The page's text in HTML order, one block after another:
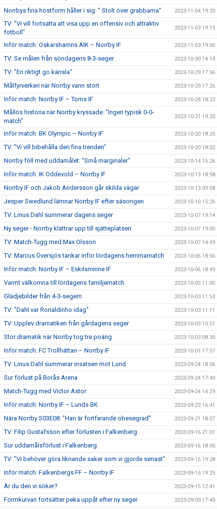
Norrbys fina höstform håller i sig: " Stolt över grabbarna" 2023-11-04 19:20
TV: ”Vi vill fortsätta att visa upp en offensiv och attraktiv
fotboll”
2023-11-03 19:15
Inför match: Oskarshamns AIK – Norrby IF 2023-11-03 19:00
TV: Se målen från söndagens 8-3-seger 2023-10-30 14:14
TV: "En riktigt go känsla" 2023-10-29 17:56
Målfyrverkeri när Norrby vann stort 2023-10-29 17:26
Inför match: Norrby IF – Torns IF 2023-10-28 18:23
Mållös historia när Norrby kryssade: "Ingen typisk 0-0-
match"
2023-10-21 19:20
Inför match: BK Olympic – Norrby IF 2023-10-20 18:25
TV: "Vi vill bibehålla den fina trenden" 2023-10-20 18:02
Norrby föll med uddamålet: "Små marginaler" 2023-10-14 15:26
Inför match: IK Oddevold – Norrby IF 2023-10-13 18:58
Norrby IF och Jakob Andersson går skilda vägar 2023-10-13 09:08
Jesper Swedlund lämnar Norrby IF efter säsongen 2023-10-10 15:26
TV: Linus Dahl summerar dagens seger 2023-10-07 19:14
Ny seger - Norrby klättrar upp till sjätteplatsen 2023-10-07 19:00
TV: Match-Tugg med Max Olsson 2023-10-07 14:49
TV: Marcus Översjös tankar inför lördagens hemmamatch 2023-10-06 18:56
Inför match: Norrby IF – Eskilsminne IF 2023-10-06 18:49
Varmt välkomna till lördagens familjematch 2023-10-05 11:00
Glädjebilder från 4-3-segern 2023-10-03 11:53
TV: "Dahl var Ronaldinho idag" 2023-10-03 11:11
TV: Upplev dramatiken från gårdagens seger 2023-10-03 10:51
Stor dramatik när Norrby tog tre poäng 2023-10-03 08:30
Inför match: FC Trollhättan – Norrby IF 2023-10-01 17:57
TV: Linus Dahl summerar insatsen mot Lund 2023-09-24 18:06
Sur förlust på Borås Arena 2023-09-24 17:40
Match-Tugg med Victor Astor 2023-09-24 14:29
Inför match: Norrby IF – Lunds BK 2023-09-23 16:41
Nära Norrby S03E08: "Han är fortfarande obesegrad" 2023-09-21 18:07
TV: Filip Gustafsson efter förlusten i Falkenberg 2023-09-16 21:01
Sur uddamålsförlust i Falkenberg 2023-09-16 18:00
TV: ”Vi behöver göra liknande saker som vi gjorde senast” 2023-09-15 19:28
Inför match: Falkenbergs FF – Norrby IF 2023-09-15 19:25
Är du den vi söker? 2023-09-15 12:41
Formkurvan fortsätter peka uppåt efter ny seger 2023-09-09 17:40